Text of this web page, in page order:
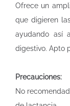
Ofrece un
que digieren
ayudando así
digestivo. Apto
Precauciones:
No